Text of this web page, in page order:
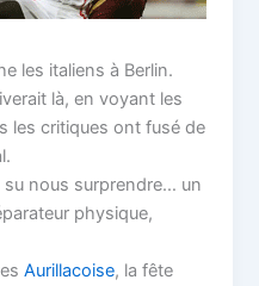
les italiens à Berlin.
là, en voyant les
les critiques ont fusé de
su nous surprendre… un
physique,
Aurillacoise, la fête